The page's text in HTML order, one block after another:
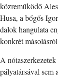
közreműködő
Husa, a bőgős
dalok hangulata
konkrét
A
pályatársával sem